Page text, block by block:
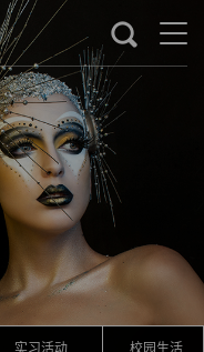
实习活动 校园生活